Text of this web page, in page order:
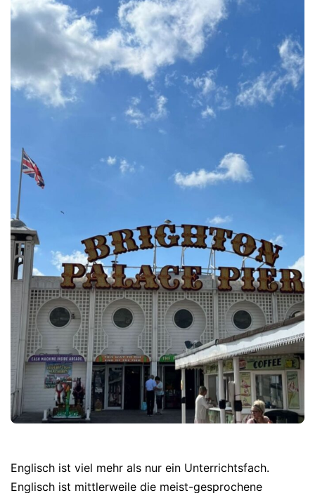
Englisch ist viel mehr als nur ein Unterrichtsfach.
Englisch ist mittlerweile die meist-gesprochene